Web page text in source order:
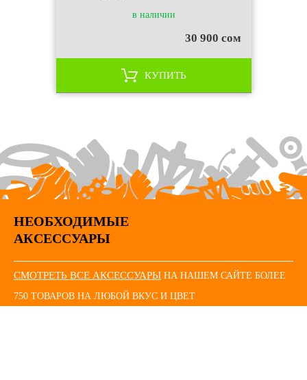
в наличии
30 900 сом
КУПИТЬ
НЕОБХОДИМЫЕ
АКСЕССУАРЫ
СМОТРЕТЬ ВСЕ АКСЕССУАРЫ НА НАШЕМ САЙТЕ БОЛЕЕ
750 ТОВАРОВ НА ЛЮБОЙ ВКУС И ЦВЕТ